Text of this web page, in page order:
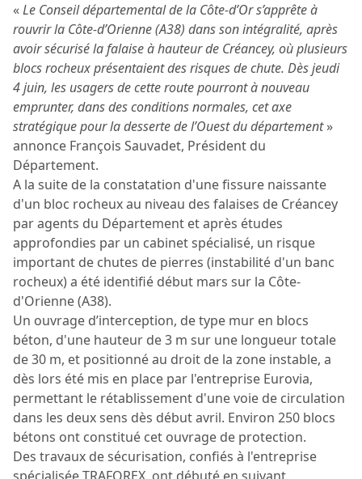
«Le Conseil départemental de la Côte-d’Or s’apprête à
rouvrir la Côte-d’Orienne (A38) dans son intégralité, après
avoir sécurisé la falaise à hauteur de Créancey, où plusieurs
blocs rocheux présentaient des risques de chute. Dès jeudi
4 juin, les usagers de cette route pourront à nouveau
emprunter, dans des conditions normales, cet axe
stratégique pour la desserte de l’Ouest du département»
annonce François Sauvadet, Président du
Département.
A la suite de la constatation d'une fissure naissante
d'un bloc rocheux au niveau des falaises de Créancey
par agents du Département et après études
approfondies par un cabinet spécialisé, un risque
important de chutes de pierres (instabilité d'un banc
rocheux) a été identifié début mars sur la Côte-
d'Orienne (A38).
Un ouvrage d’interception, de type mur en blocs
béton, d'une hauteur de 3 m sur une longueur totale
de 30 m, et positionné au droit de la zone instable, a
dès lors été mis en place par l'entreprise Eurovia,
permettant le rétablissement d'une voie de circulation
dans les deux sens dès début avril. Environ 250 blocs
bétons ont constitué cet ouvrage de protection.
Des travaux de sécurisation, confiés à l'entreprise